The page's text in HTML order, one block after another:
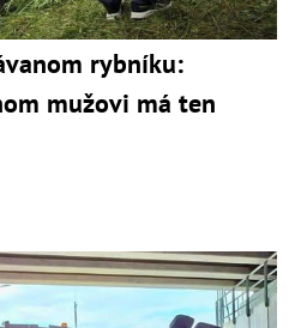
rybníku:
mužovi má ten